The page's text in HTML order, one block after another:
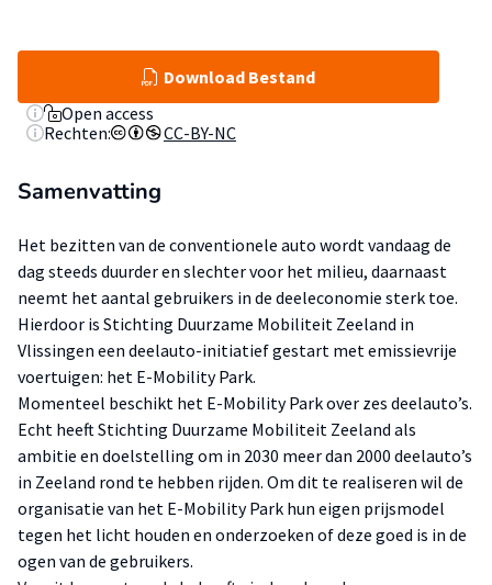
Download Bestand
Open access
Rechten:
CC-BY-NC
Samenvatting
Het bezitten van de conventionele auto wordt vandaag de
dag steeds duurder en slechter voor het milieu, daarnaast
neemt het aantal gebruikers in de deeleconomie sterk toe.
Hierdoor is Stichting Duurzame Mobiliteit Zeeland in
Vlissingen een deelauto-initiatief gestart met emissievrije
voertuigen: het E-Mobility Park.
Momenteel beschikt het E-Mobility Park over zes deelauto’s.
Echt heeft Stichting Duurzame Mobiliteit Zeeland als
ambitie en doelstelling om in 2030 meer dan 2000 deelauto’s
in Zeeland rond te hebben rijden. Om dit te realiseren wil de
organisatie van het E-Mobility Park hun eigen prijsmodel
tegen het licht houden en onderzoeken of deze goed is in de
ogen van de gebruikers.